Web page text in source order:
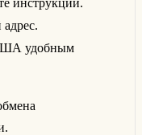
удобным